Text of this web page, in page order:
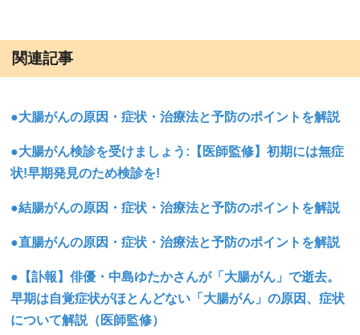
関連記事
●大腸がんの原因・症状・治療法と予防のポイントを解説
●大腸がん検診を受けましょう:【医師監修】初期には無症
状!早期発見のため検診を!
●結腸がんの原因・症状・治療法と予防のポイントを解説
●直腸がんの原因・症状・治療法と予防のポイントを解説
●【訃報】俳優・中島ゆたかさんが「大腸がん」で逝去。
早期は自覚症状がほとんどない「大腸がん」の原因、症状
について解説（医師監修）